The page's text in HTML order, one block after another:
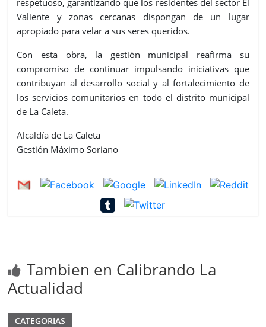
Valiente y zonas cercanas dispongan de un lugar
apropiado para velar a sus seres queridos.
Con esta obra, la gestión municipal reafirma su
compromiso de continuar impulsando iniciativas que
contribuyan al desarrollo social y al fortalecimiento de
los servicios comunitarios en todo el distrito municipal
de La Caleta.
Alcaldía de La Caleta
Gestión Máximo Soriano
Tambien en Calibrando La
Actualidad
CATEGORIAS